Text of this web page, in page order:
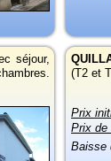
séjour,
(T2 et
Prix
Prix de
Baisse